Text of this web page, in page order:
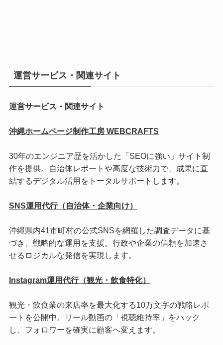
運営サービス・関連サイト
運営サービス・関連サイト
沖縄ホームページ制作工房 WEBCRAFTS
30年のエンジニア歴を活かした「SEOに強い」サイト制
作を提供。自治体レポートや高度な技術力で、成果に直
結するデジタル活用をトータルサポートします。
SNS運用代行（自治体・企業向け）
沖縄県内41市町村の公式SNSを網羅した調査データに基
づき、戦略的な運用を支援。行政や企業の信頼を加速さ
せるロジカルな発信を実現します。
Instagram運用代行（観光・飲食特化）
観光・飲食業の来店率を最大化する10万文字の戦略レポ
ートを公開中。リール動画の「視聴維持率」をハック
し、フォロワーを確実に顧客へ変えます。